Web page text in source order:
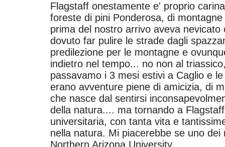
Flagstaff onestamente e' proprio
foreste di pini Ponderosa, di
prima del nostro arrivo aveva
dovuto far pulire le strade dagli
predilezione per le montagne e
indietro nel tempo... no non al
passavamo i 3 mesi estivi a Caglio e
erano avventure piene di amicizia, di
che nasce dal sentirsi
della natura.... ma tornando a
universitaria, con tanta vita e
nella natura. Mi piacerebbe se uno dei
Northern Arizona University...